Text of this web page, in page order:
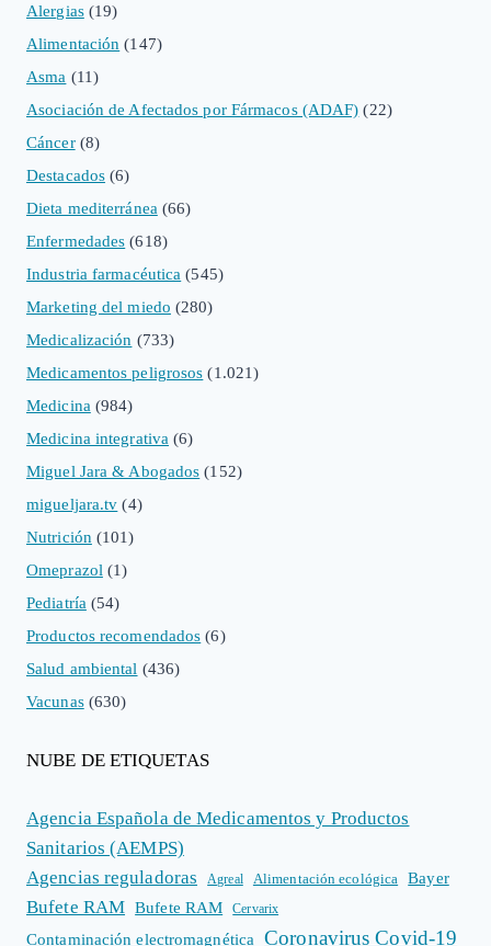
Alergias(19)
Alimentación (147)
Asma (11)
Asociación de Afectados por Fármacos (ADAF) (22)
Cáncer(8)
Destacados (6)
Dieta mediterránea (66)
Enfermedades (618)
Industria farmacéutica (545)
Marketing del miedo (280)
Medicalización (733)
Medicamentos peligrosos (1.021)
Medicina (984)
Medicina integrativa (6)
Miguel Jara & Abogados (152)
migueljara.tv (4)
Nutrición (101)
Omeprazol (1)
Pediatría (54)
Productos recomendados (6)
Salud ambiental (436)
Vacunas(630)
NUBE DE ETIQUETAS
Agencia Española de Medicamentos y Productos
Sanitarios (AEMPS)
Agencias reguladoras
Agreal Alimentación ecológica Bayer
Bufete RAM Bufete RAM Cervarix
Contaminación electromagnética Coronavirus Covid-19